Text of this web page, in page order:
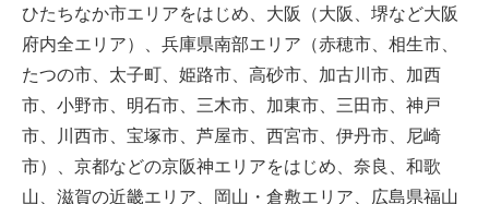
ひたちなか市エリアをはじめ、大阪（大阪、堺など大阪
府内全エリア）、兵庫県南部エリア（赤穂市、相生市、
たつの市、太子町、姫路市、高砂市、加古川市、加西
市、小野市、明石市、三木市、加東市、三田市、神戸
市、川西市、宝塚市、芦屋市、西宮市、伊丹市、尼崎
市）、京都などの京阪神エリアをはじめ、奈良、和歌
山、滋賀の近畿エリア、岡山・倉敷エリア、広島県福山